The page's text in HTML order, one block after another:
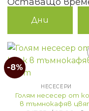
Дни
-8%
НЕСЕСЕРИ
Голям несесер от
в тъмнокафяв